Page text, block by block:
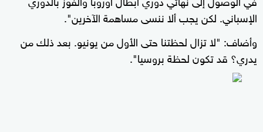
الإسباني. لكن يجب ألا ننسى مساهمة الآخرين".
وأضاف: "لا تزال لحظتنا حتى الأول من يونيو. بعد ذلك من
يدري؟ قد تكون لحظة بروسيا".